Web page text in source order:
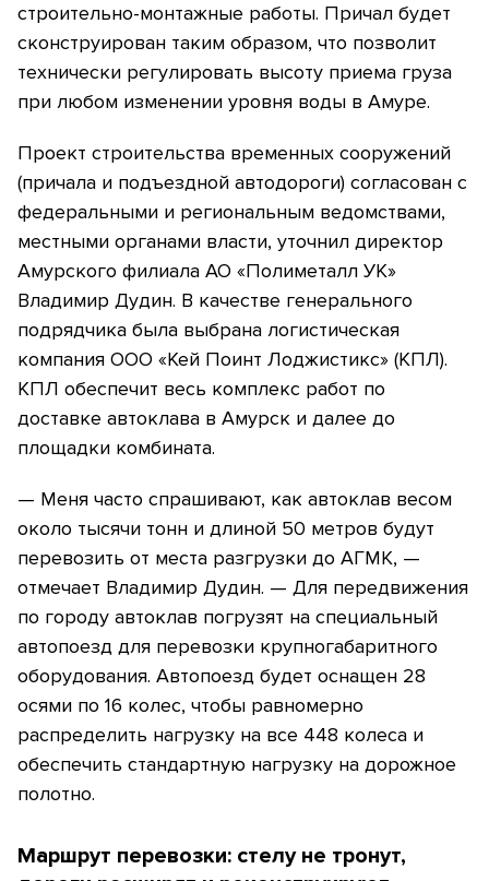
строительно-монтажные работы. Причал будет
сконструирован таким образом, что позволит
технически регулировать высоту приема груза
при любом изменении уровня воды в Амуре.
Проект строительства временных сооружений
(причала и подъездной автодороги) согласован с
федеральными и региональным ведомствами,
местными органами власти, уточнил директор
Амурского филиала АО «Полиметалл УК»
Владимир Дудин. В качестве генерального
подрядчика была выбрана логистическая
компания ООО «Кей Поинт Лоджистикс» (КПЛ).
КПЛ обеспечит весь комплекс работ по
доставке автоклава в Амурск и далее до
площадки комбината.
— Меня часто спрашивают, как автоклав весом
около тысячи тонн и длиной 50 метров будут
перевозить от места разгрузки до АГМК, —
отмечает Владимир Дудин. — Для передвижения
по городу автоклав погрузят на специальный
автопоезд для перевозки крупногабаритного
оборудования. Автопоезд будет оснащен 28
осями по 16 колес, чтобы равномерно
распределить нагрузку на все 448 колеса и
обеспечить стандартную нагрузку на дорожное
полотно.
Маршрут перевозки: стелу не тронут,